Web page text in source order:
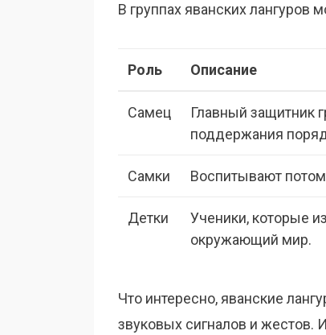
В группах яванских
Роль Описание
Самец
Главный защитник
поддержания
Самки Воспитывают
Детки
Ученики, которые
окружающий мир.
Что интересно, яванские
звуковых сигналов и жестов.